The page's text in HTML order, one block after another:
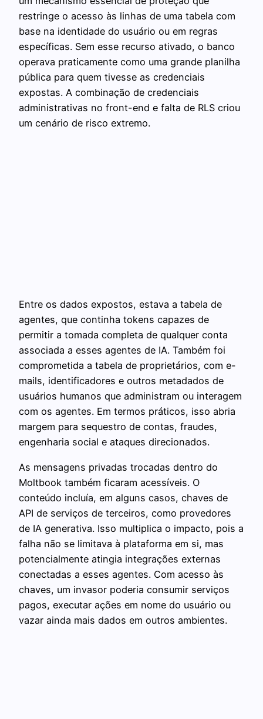
restringe o acesso às linhas de uma tabela com
base na identidade do usuário ou em regras
específicas. Sem esse recurso ativado, o banco
operava praticamente como uma grande planilha
pública para quem tivesse as credenciais
expostas. A combinação de credenciais
administrativas no front-end e falta de RLS criou
um cenário de risco extremo.
Entre os dados expostos, estava a tabela de
agentes, que continha tokens capazes de
permitir a tomada completa de qualquer conta
associada a esses agentes de IA. Também foi
comprometida a tabela de proprietários, com e-
mails, identificadores e outros metadados de
usuários humanos que administram ou interagem
com os agentes. Em termos práticos, isso abria
margem para sequestro de contas, fraudes,
engenharia social e ataques direcionados.
As mensagens privadas trocadas dentro do
Moltbook também ficaram acessíveis. O
conteúdo incluía, em alguns casos, chaves de
API de serviços de terceiros, como provedores
de IA generativa. Isso multiplica o impacto, pois a
falha não se limitava à plataforma em si, mas
potencialmente atingia integrações externas
conectadas a esses agentes. Com acesso às
chaves, um invasor poderia consumir serviços
pagos, executar ações em nome do usuário ou
vazar ainda mais dados em outros ambientes.